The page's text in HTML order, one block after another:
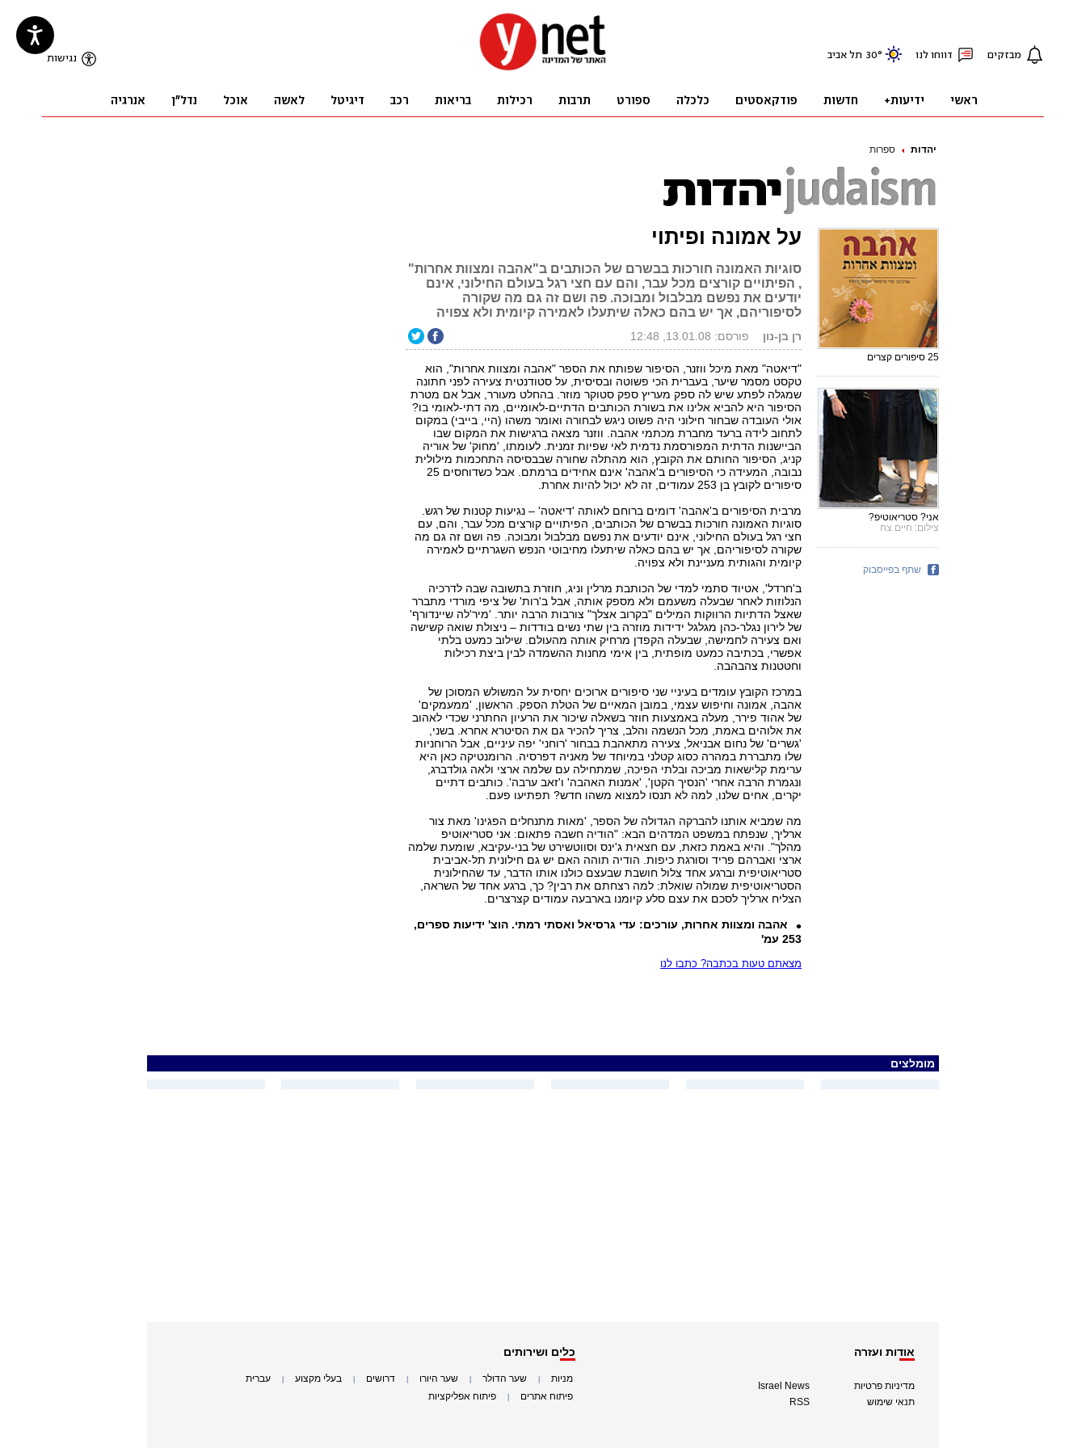
יהדות ספרות
על אמונה ופיתוי
סוגיות האמונה חורכות בבשרם של הכותבים ב"אהבה ומצוות אחרות"
, הפיתויים קורצים מכל עבר, והם עם חצי רגל בעולם החילוני, אינם
יודעים את נפשם מבלבול ומבוכה. פה ושם זה גם מה שקורה
לסיפוריהם, אך יש בהם כאלה שיתעלו לאמירה קיומית ולא צפויה
רן בן-נון פורסם: 13.01.08, 12:48
"דיאטה" מאת מיכל ווזנר, הסיפור שפותח את הספר "אהבה ומצוות אחרות", הוא
טקסט מסמר שיער, בעברית הכי פשוטה ובסיסית, על סטודנטית צעירה לפני חתונה
שמגלה לפתע שיש לה ספק מעריץ ספק סטוקר מוזר. בהחלט מעורר, אבל אם מטרת
הסיפור היא להביא אלינו את בשורת הכותבים הדתיים-לאומיים, מה דתי-לאומי בו?
אולי העובדה שבחור חילוני היה פשוט ניגש לבחורה ואומר משהו (היי, בייבי) במקום
לתחוב לידה ברעד מחברת מכתמי אהבה. ווזנר מצאה ברגישות את המקום שבו
הביישנות הדתית המפורסמת נדמית לאי שפיות זמנית. לעומתו, 'מחוק' של אוריה
קניג, הסיפור החותם את הקובץ, הוא מהתלה שחורה שבבסיסה התחכמות מילולית
נבובה, המעידה כי הסיפורים ב'אהבה' אינם אחידים ברמתם. אבל כשדוחסים 25
סיפורים לקובץ בן 253 עמודים, זה לא יכול להיות אחרת.
מרבית הסיפורים ב'אהבה' דומים ברוחם לאותה 'דיאטה' – נגיעות קטנות של רגש.
סוגיות האמונה חורכות בבשרם של הכותבים, הפיתויים קורצים מכל עבר, והם, עם
חצי רגל בעולם החילוני, אינם יודעים את נפשם מבלבול ומבוכה. פה ושם זה גם מה
שקורה לסיפוריהם, אך יש בהם כאלה שיתעלו מחיבוטי הנפש השגרתיים לאמירה
קיומית והגותית מעניינת ולא צפויה.
ב'חרדל', אטיוד סתמי למדי של הכותבת מרלין וניג, חוזרת בתשובה שבה לדרכיה
הנלוזות לאחר שבעלה משעמם ולא מספק אותה, אבל ב'רות' של ציפי מורדי מתברר
שאצל הדתיות הרווקות המילים "בקרוב אצלך" צורבות הרבה יותר. 'מיר'לה שיינדורף'
של לירון נגלר-כהן מגלגל ידידות מוזרה בין שתי נשים בודדות – ניצולת שואה קשישה
ואם צעירה לחמישה, שבעלה הקפדן מרחיק אותה מהעולם. שילוב כמעט בלתי
אפשרי, בכתיבה כמעט מופתית, בין אימי מחנות ההשמדה לבין ביצת רכילות
וחטטנות צהבהבה.
במרכז הקובץ עומדים בעיניי שני סיפורים ארוכים יחסית על המשולש המסוכן של
אהבה, אמונה וחיפוש עצמי, במובן המאיים של הטלת הספק. הראשון, 'ממעמקים'
של אהוד פירר, מעלה באמצעות חוזר בשאלה שיכור את הרעיון החתרני שכדי לאהוב
את אלוהים באמת, מכל הנשמה והלב, צריך להכיר גם את הסיטרא אחרא. בשני,
'גשרים' של נחום אבניאל, צעירה מתאהבת בבחור 'רוחני' יפה עיניים, אבל הרוחניות
שלו מתבררת במהרה כסוג קטלני במיוחד של מאניה דפרסיה. הרומנטיקה כאן היא
ערימת קלישאות מביכה ובלתי הפיכה, שמתחילה עם שלמה ארצי ולאה גולדברג,
ונגמרת הרבה אחרי 'הנסיך הקטן', 'אמנות האהבה' ו'זאב ערבה'. כותבים דתיים
יקרים, אחים שלנו, למה לא תנסו למצוא משהו חדש? תפתיעו פעם.
מה שמביא אותנו להברקה הגדולה של הספר, 'מאות מתנחלים הפגינו' מאת צור
ארליך, שנפתח במשפט המדהים הבא: "הודיה חשבה פתאום: אני סטריאוטיפ
מהלך". והיא באמת כזאת, עם חצאית ג'ינס וסווטשירט של בני-עקיבא, שומעת שלמה
ארצי ואברהם פריד וסורגת כיפות. הודיה תוהה האם יש גם חילונית תל-אביבית
סטריאוטיפית וברגע אחד צלול חושבת שבעצם כולנו אותו הדבר, עד שהחילונית
הסטריאוטיפית שמולה שואלת: למה רצחתם את רבין? כך, ברגע אחד של השראה,
הצליח ארליך לסכם את עצם סלע קיומנו בארבעה עמודים קצרצרים.
אהבה ומצוות אחרות, עורכים: עדי גרסיאל ואסתי רמתי. הוצ' ידיעות ספרים,
253 עמ'
מצאתם טעות בכתבה? כתבו לנו
25 סיפורים קצרים
אני? סטריאוטיפ?
צילום: חיים צח
שתף בפייסבוק
מומלצים
אודות ועזרה
מדיניות פרטיות
תנאי שימוש
Israel News
RSS
כלים ושירותים
מניות שער הדולר שער היורו דרושים בעלי מקצוע עברית
פיתוח אתרים פיתוח אפליקציות